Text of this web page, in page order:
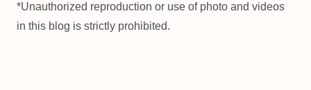
*Unauthorized reproduction or use of photo and videos
in this blog is strictly prohibited.